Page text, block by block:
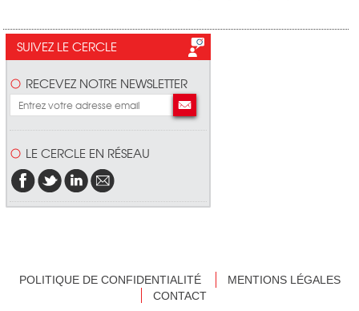
SUIVEZ LE CERCLE
RECEVEZ NOTRE NEWSLETTER
LE CERCLE EN RÉSEAU
POLITIQUE DE CONFIDENTIALITÉ
MENTIONS LÉGALES
CONTACT